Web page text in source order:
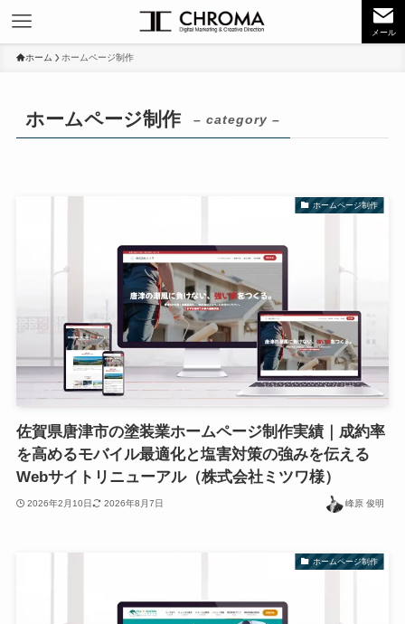
メール
ホーム ホームページ制作
ホームページ制作 – category –
ホームページ制作
佐賀県唐津市の塗装業ホームページ制作実績｜成約率
を高めるモバイル最適化と塩害対策の強みを伝える
Webサイトリニューアル（株式会社ミツワ様）
2026年2月10日 2026年8月7日 峰原 俊明
ホームページ制作